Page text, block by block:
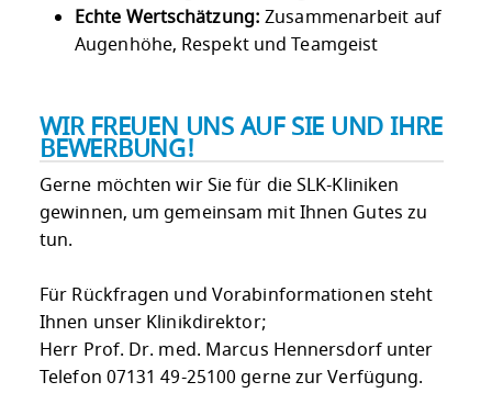
Echte Wertschätzung: Zusammenarbeit auf
Augenhöhe, Respekt und Teamgeist
WIR FREUEN UNS AUF SIE UND IHRE
BEWERBUNG!
Gerne möchten wir Sie für die SLK-Kliniken
gewinnen, um gemeinsam mit Ihnen Gutes zu
tun.
Für Rückfragen und Vorabinformationen steht
Ihnen unser Klinikdirektor;
Herr Prof. Dr. med. Marcus Hennersdorf unter
Telefon 07131 49-25100 gerne zur Verfügung.